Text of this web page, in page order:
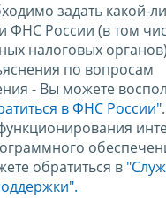
задать какой-
ФНС России (в том
налоговых
по вопросам
- Вы можете
в ФНС России".
обратиться в